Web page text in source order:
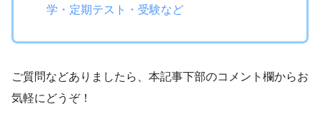
学・定期テスト・受験など
ご質問などありましたら、本記事下部のコメント欄からお
気軽にどうぞ！